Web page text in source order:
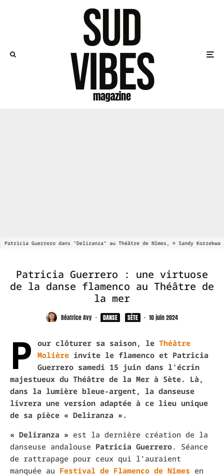
Patricia Guerrero dans "Deliranza" au Théâtre de Nîmes, © Sandy Korzekwa
Patricia Guerrero : une virtuose
de la danse flamenco au Théâtre de
la mer
Béatrice Avy · DANSE SÈTE · 10 juin 2024
P our clôturer sa saison, le Théâtre
Molière invite le flamenco et Patricia
Guerrero samedi 15 juin dans l’écrin
majestueux du Théâtre de la Mer à Sète. Là,
dans la lumière bleue-argent, la danseuse
livrera une version adaptée à ce lieu unique
de sa pièce « Deliranza ».
« Deliranza » est la dernière création de la
danseuse andalouse Patricia Guerrero. Séance
de rattrapage pour ceux qui l’auraient
manquée au Festival de Flamenco de Nîmes en